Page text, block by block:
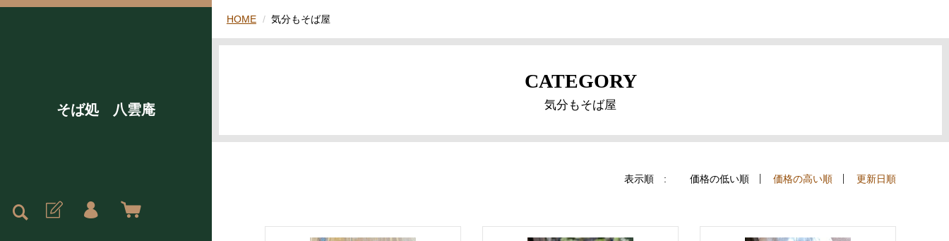
そば処 八雲庵
HOME 気分もそば屋
CATEGORY
気分もそば屋
表示順 : 価格の低い順 価格の高い順 更新日順